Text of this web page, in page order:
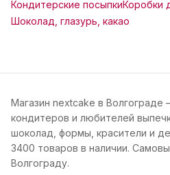
Кондитерские посыпкиКоробки
Шоколад, глазурь, какао
Магазин nextcake в
кондитеров и любителей
шоколад, формы, красители и
3400 товаров в наличии.
Волгограду.